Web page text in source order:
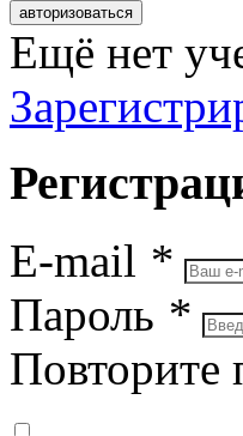
авторизоваться
Ещё нет
E-mail *
Пароль *
Повторите